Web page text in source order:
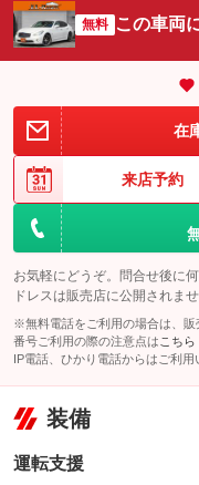
無料 この車両
在
来店予約
お気軽にどうぞ。問合せ後に
ドレスは販売店に公開されませ
※無料電話をご利用の場合は、
番号ご利用の際の注意点は こちら
IP電話、ひかり電話からはご利用
装備
運転支援